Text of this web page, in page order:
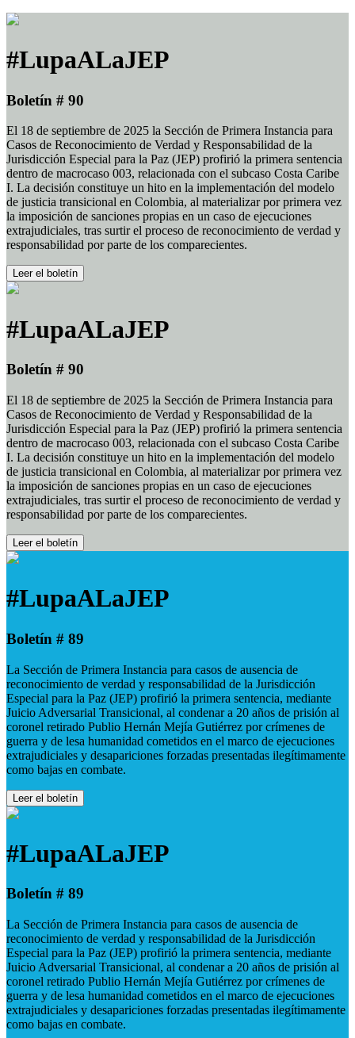
#LupaALaJEP
Boletín # 90
El 18 de septiembre de 2025 la Sección de Primera Instancia para
Casos de Reconocimiento de Verdad y Responsabilidad de la
Jurisdicción Especial para la Paz (JEP) profirió la primera sentencia
dentro de macrocaso 003, relacionada con el subcaso Costa Caribe
I. La decisión constituye un hito en la implementación del modelo
de justicia transicional en Colombia, al materializar por primera vez
la imposición de sanciones propias en un caso de ejecuciones
extrajudiciales, tras surtir el proceso de reconocimiento de verdad y
responsabilidad por parte de los comparecientes.
Leer el boletín
#LupaALaJEP
Boletín # 90
El 18 de septiembre de 2025 la Sección de Primera Instancia para
Casos de Reconocimiento de Verdad y Responsabilidad de la
Jurisdicción Especial para la Paz (JEP) profirió la primera sentencia
dentro de macrocaso 003, relacionada con el subcaso Costa Caribe
I. La decisión constituye un hito en la implementación del modelo
de justicia transicional en Colombia, al materializar por primera vez
la imposición de sanciones propias en un caso de ejecuciones
extrajudiciales, tras surtir el proceso de reconocimiento de verdad y
responsabilidad por parte de los comparecientes.
Leer el boletín
#LupaALaJEP
Boletín # 89
La Sección de Primera Instancia para casos de ausencia de
reconocimiento de verdad y responsabilidad de la Jurisdicción
Especial para la Paz (JEP) profirió la primera sentencia, mediante
Juicio Adversarial Transicional, al condenar a 20 años de prisión al
coronel retirado Publio Hernán Mejía Gutiérrez por crímenes de
guerra y de lesa humanidad cometidos en el marco de ejecuciones
extrajudiciales y desapariciones forzadas presentadas ilegítimamente
como bajas en combate.
Leer el boletín
#LupaALaJEP
Boletín # 89
La Sección de Primera Instancia para casos de ausencia de
reconocimiento de verdad y responsabilidad de la Jurisdicción
Especial para la Paz (JEP) profirió la primera sentencia, mediante
Juicio Adversarial Transicional, al condenar a 20 años de prisión al
coronel retirado Publio Hernán Mejía Gutiérrez por crímenes de
guerra y de lesa humanidad cometidos en el marco de ejecuciones
extrajudiciales y desapariciones forzadas presentadas ilegítimamente
como bajas en combate.